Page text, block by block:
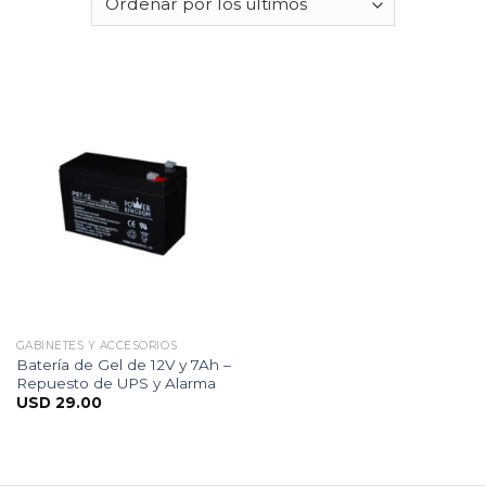
GABINETES Y ACCESORIOS
Batería de Gel de 12V y 7Ah –
Repuesto de UPS y Alarma
USD 29.00